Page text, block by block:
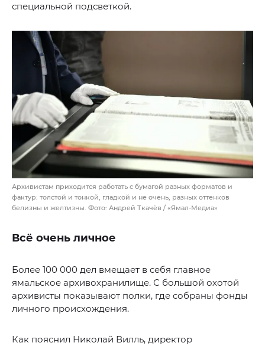
специальной подсветкой.
Архивистам приходится работать с бумагой разных форматов и
фактур: толстой и тонкой, гладкой и не очень, разных оттенков
белизны и желтизны. Фото: Андрей Ткачёв / «Ямал-Медиа»
Всё очень личное
Более 100 000 дел вмещает в себя главное
ямальское архивохранилище. С большой охотой
архивисты показывают полки, где собраны фонды
личного происхождения.
Как пояснил Николай Вилль, директор